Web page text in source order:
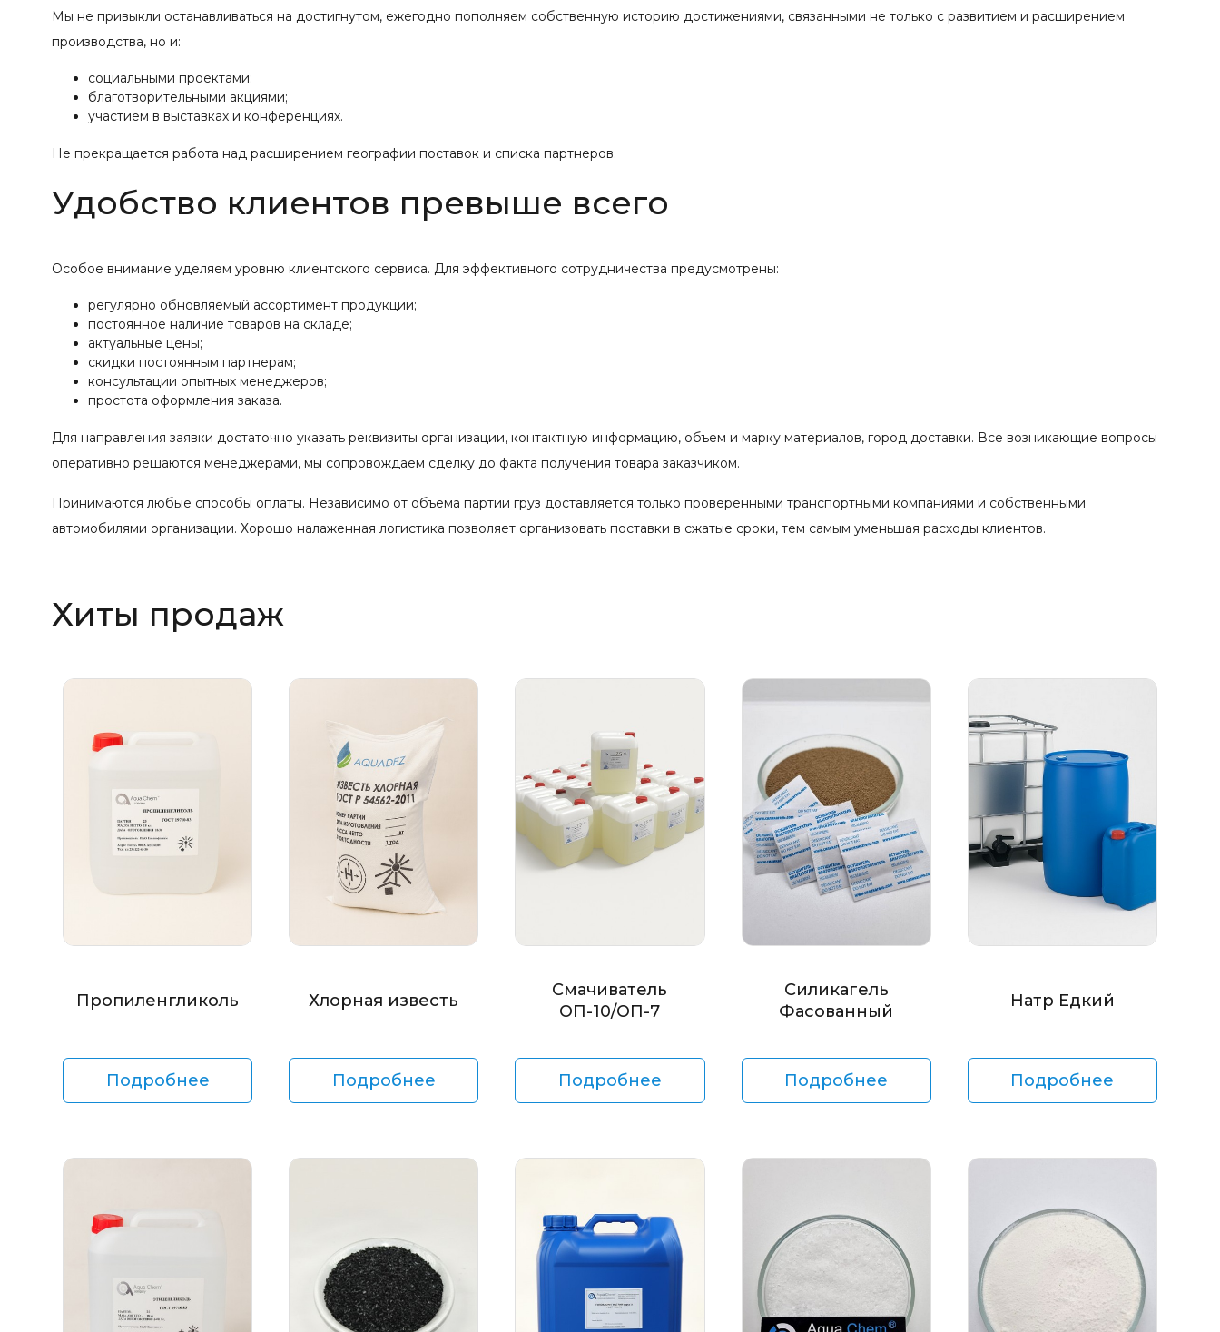
Мы не привыкли останавливаться на достигнутом, ежегодно пополняем собственную историю достижениями, связанными не только с развитием и расширением
производства, но и:
социальными проектами;
благотворительными акциями;
участием в выставках и конференциях.
Не прекращается работа над расширением географии поставок и списка партнеров.
Удобство клиентов превыше всего
Особое внимание уделяем уровню клиентского сервиса. Для эффективного сотрудничества предусмотрены:
регулярно обновляемый ассортимент продукции;
постоянное наличие товаров на складе;
актуальные цены;
скидки постоянным партнерам;
консультации опытных менеджеров;
простота оформления заказа.
Для направления заявки достаточно указать реквизиты организации, контактную информацию, объем и марку материалов, город доставки. Все возникающие вопросы
оперативно решаются менеджерами, мы сопровождаем сделку до факта получения товара заказчиком.
Принимаются любые способы оплаты. Независимо от объема партии груз доставляется только проверенными транспортными компаниями и собственными
автомобилями организации. Хорошо налаженная логистика позволяет организовать поставки в сжатые сроки, тем самым уменьшая расходы клиентов.
Хиты продаж
Пропиленгликоль
Подробнее
Хлорная известь
Подробнее
Смачиватель
ОП-10/ОП-7
Подробнее
Силикагель
Фасованный
Подробнее
Натр Едкий
Подробнее